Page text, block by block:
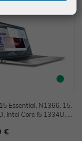
Essential, N1366, 15.
Intel Core i5 1334U, 1
€